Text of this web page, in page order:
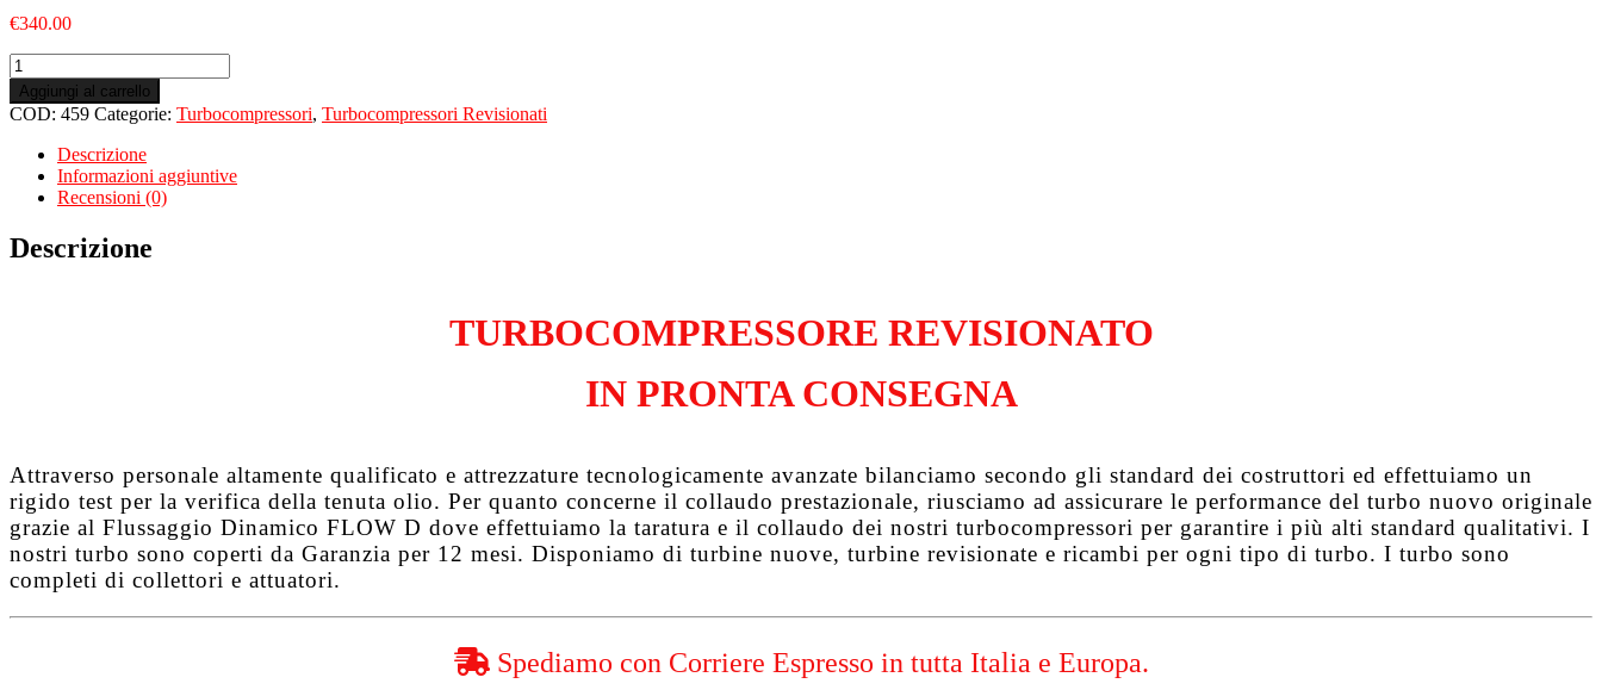
€340.00
Turbo
Revisionato
per
FIAT
Grande
Punto
PF
Emotion
Aggiungi al carrello
COD: 459 Categorie: Turbocompressori, Turbocompressori Revisionati
Descrizione
Informazioni aggiuntive
Recensioni (0)
Descrizione
TURBOCOMPRESSORE REVISIONATO
IN PRONTA CONSEGNA
Attraverso personale altamente qualificato e attrezzature tecnologicamente avanzate bilanciamo secondo gli standard dei costruttori ed effettuiamo un
rigido test per la verifica della tenuta olio. Per quanto concerne il collaudo prestazionale, riusciamo ad assicurare le performance del turbo nuovo originale
grazie al Flussaggio Dinamico FLOW D dove effettuiamo la taratura e il collaudo dei nostri turbocompressori per garantire i più alti standard qualitativi. I
nostri turbo sono coperti da Garanzia per 12 mesi. Disponiamo di turbine nuove, turbine revisionate e ricambi per ogni tipo di turbo. I turbo sono
completi di collettori e attuatori.
Spediamo con Corriere Espresso in tutta Italia e Europa.